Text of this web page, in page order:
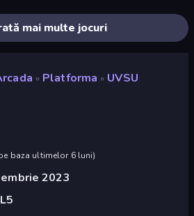
mai multe jocuri
» Platforma » UVSU
baza ultimelor 6 luni)
2023